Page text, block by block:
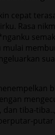
cepat
Rasa
mulai
tiba-
putar